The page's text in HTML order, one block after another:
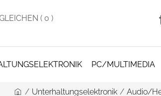
( 0 )
PC/MULTIMEDIA
/ Unterhaltungselektronik / Audio/